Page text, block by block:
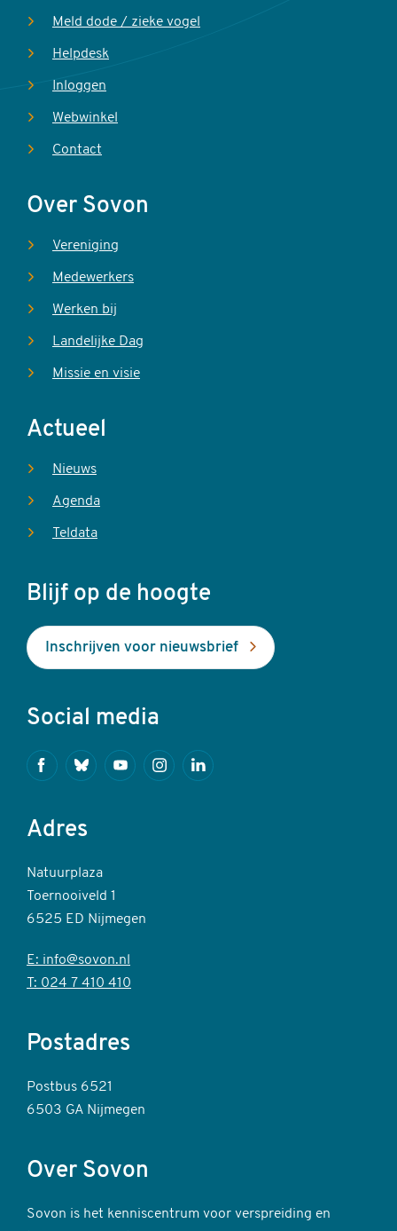
Meld dode / zieke vogel
Helpdesk
Inloggen
Webwinkel
Contact
Over Sovon
Vereniging
Medewerkers
Werken bij
Landelijke Dag
Missie en visie
Actueel
Nieuws
Agenda
Teldata
Blijf op de hoogte
Inschrijven voor nieuwsbrief
Social media
FacebookBlueskyYoutubeInstagramLinkedin
Adres
Natuurplaza
Toernooiveld 1
6525 ED Nijmegen
E: info@sovon.nl
T: 024 7 410 410
Postadres
Postbus 6521
6503 GA Nijmegen
Over Sovon
Sovon is het kenniscentrum voor verspreiding en